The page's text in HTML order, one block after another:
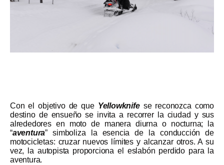
Con el objetivo de que Yellowknife se reconozca como
destino de ensueño se invita a recorrer la ciudad y sus
alrededores en moto de manera diurna o nocturna; la
“aventura” simboliza la esencia de la conducción de
motocicletas: cruzar nuevos límites y alcanzar otros. A su
vez, la autopista proporciona el eslabón perdido para la
aventura.